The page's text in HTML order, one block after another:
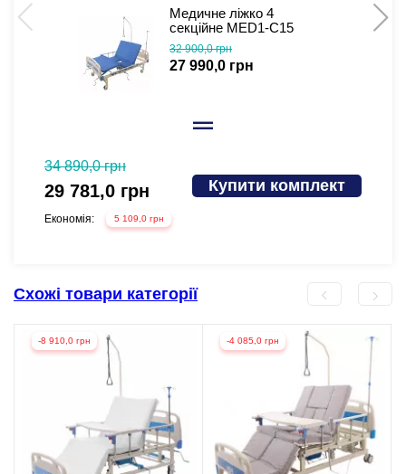
Медичне ліжко 4
секційне MED1-C15
(широке) з туалетом
особливо широке
32 900,0 грн
27 990,0 грн
34 890,0 грн
29 781,0 грн
Економія: 5 109,0 грн
Купити комплект
Схожі товари категорії
-8 910,0 грн -4 085,0 грн